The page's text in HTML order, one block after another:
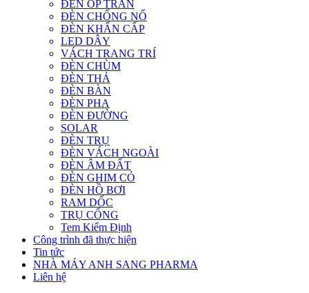
ĐÈN ỐP TRẦN
ĐÈN CHỐNG NỔ
ĐÈN KHẨN CẤP
LED DÂY
VÁCH TRANG TRÍ
ĐÈN CHÙM
ĐÈN THẢ
ĐÈN BÀN
ĐÈN PHA
ĐÈN ĐƯỜNG
SOLAR
ĐÈN TRỤ
ĐÈN VÁCH NGOÀI
ĐÈN ÂM ĐẤT
ĐÈN GHIM CỎ
ĐÈN HỒ BƠI
RAM DỐC
TRỤ CỔNG
Tem Kiểm Định
Công trình đã thực hiện
Tin tức
NHÀ MÁY ANH SANG PHARMA
Liên hệ